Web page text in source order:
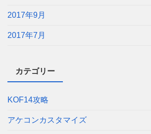
2017年9月
2017年7月
カテゴリー
KOF14攻略
アケコンカスタマイズ